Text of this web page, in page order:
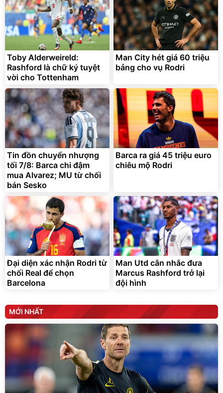
Bạt phủ xe ô tô cao cấp,
tráng nhôm 03 lớp
392.000đ
325.000đ
Đã bán nhiều
Xe đạp điện trợ lực G-
Force C14 gấp gọn bỏ cốp
tiện lợi
9.900.000đ
7.092.000đ
Đang xem nhiều
Toby Alderweireld:
Rashford là chữ ký tuyệt
vời cho Tottenham
Man City hét giá 60 triệu
bảng cho vụ Rodri
Tin đồn chuyển nhượng
tối 7/8: Barca chi đậm
mua Alvarez; MU từ chối
bán Sesko
Barca ra giá 45 triệu euro
chiêu mộ Rodri
Đại diện xác nhận Rodri từ
chối Real để chọn
Barcelona
Man Utd cân nhắc đưa
Marcus Rashford trở lại
đội hình
MỚI NHẤT